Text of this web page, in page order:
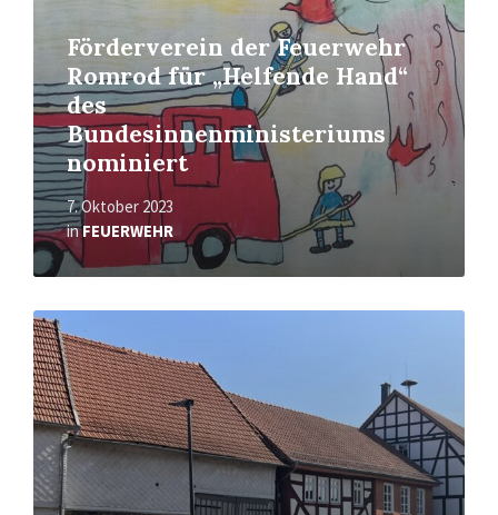
Förderverein der Feuerwehr
Romrod für „Helfende Hand“
des
Bundesinnenministeriums
nominiert
7. Oktober 2023
inFEUERWEHR
Read
More